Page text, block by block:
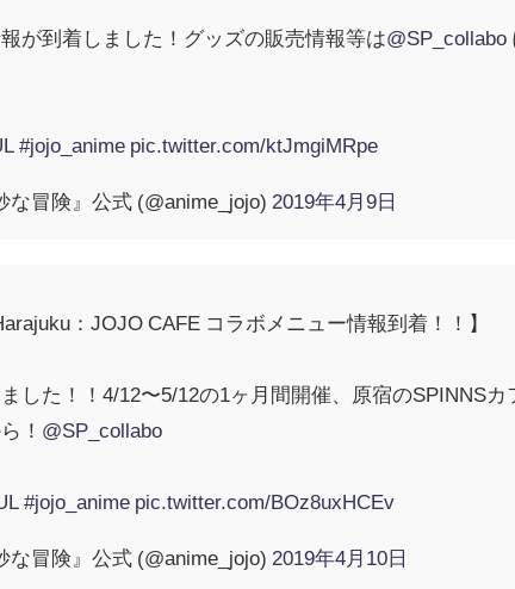
が到着しました！グッズの販売情報等は@SP_collabo
#jojo_anime pic.twitter.com/ktJmgiMRpe
冒険』公式 (@anime_jojo) 2019年4月9日
：JOJO CAFE コラボメニュー情報到着！！】
した！！4/12〜5/12の1ヶ月間開催、原宿のSPINNS
！ @SP_collabo
#jojo_anime pic.twitter.com/BOz8uxHCEv
冒険』公式 (@anime_jojo) 2019年4月10日